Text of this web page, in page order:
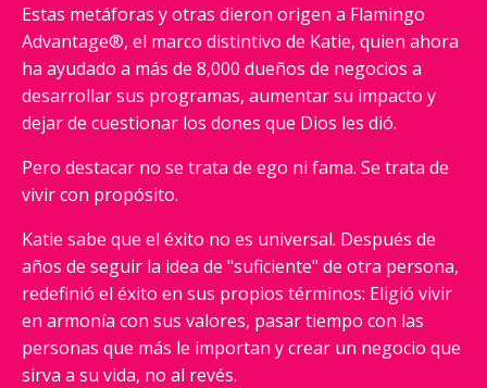
Estas metáforas y otras dieron origen a Flamingo
Advantage®, el marco distintivo de Katie, quien ahora
ha ayudado a más de 8,000 dueños de negocios a
desarrollar sus programas, aumentar su impacto y
dejar de cuestionar los dones que Dios les dió.
Pero destacar no se trata de ego ni fama. Se trata de
vivir con propósito.
Katie sabe que el éxito no es universal. Después de
años de seguir la idea de "suficiente" de otra persona,
redefinió el éxito en sus propios términos: Eligió vivir
en armonía con sus valores, pasar tiempo con las
personas que más le importan y crear un negocio que
sirva a su vida, no al revés.